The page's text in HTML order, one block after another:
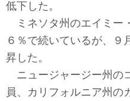
低下した。
ミネソタ州のエイミー
６％で続いているが、９
昇した。
ニュージャージー州の
員、カリフォルニア州の